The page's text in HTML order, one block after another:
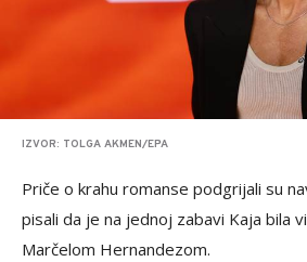
IZVOR: TOLGA AKMEN/EPA
Priče o krahu romanse podgrijali su
pisali da je na jednoj zabavi Kaja bila
Marčelom Hernandezom.